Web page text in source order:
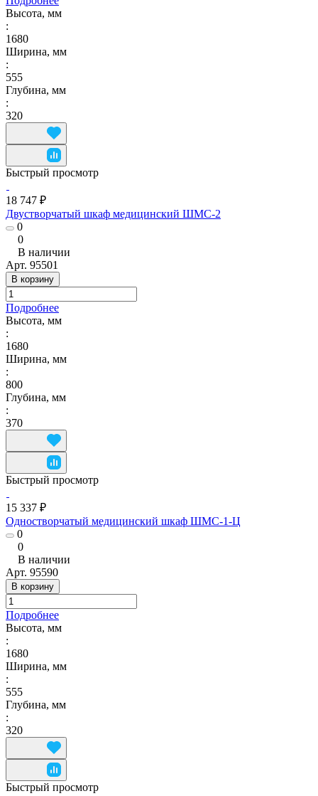
Высота, мм
:
1680
Ширина, мм
:
555
Глубина, мм
:
320
Быстрый просмотр
18 747 ₽
Двустворчатый шкаф медицинский ШМС-2
0
0
В наличии
Арт. 95501
В корзину
Подробнее
Высота, мм
:
1680
Ширина, мм
:
800
Глубина, мм
:
370
Быстрый просмотр
15 337 ₽
Одностворчатый медицинский шкаф ШМС-1-Ц
0
0
В наличии
Арт. 95590
В корзину
Подробнее
Высота, мм
:
1680
Ширина, мм
:
555
Глубина, мм
:
320
Быстрый просмотр